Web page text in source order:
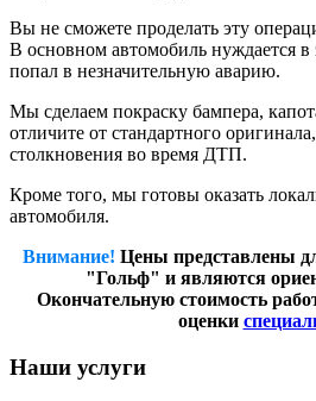
Вы не сможете проделать эту
В основном автомобиль нуждается в
попал в незначительную аварию.
Мы сделаем покраску бампера,
отличите от стандартного
столкновения во время ДТП.
Кроме того, мы готовы оказать
автомобиля.
Внимание! Цены представлены
"Гольф" и являются
Окончательную стоимость
оценки
Наши услуги